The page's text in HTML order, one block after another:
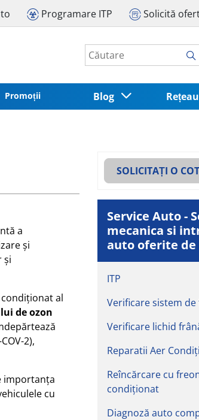
Programare ITP Solicită
Promoții Blog
SOLICITAȚI O
Service Auto -
mecanica si
auto oferite de
ITP
Verificare sistem
Verificare lichid
Reparatii Aer
Reîncărcare cu
condiționat
Diagnoză auto
a
și
și
al
de ozon
2),
importanța
cu